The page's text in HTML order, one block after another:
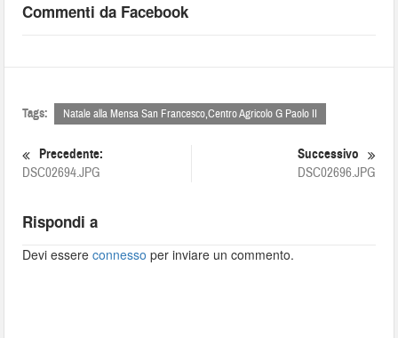
Commenti da Facebook
Tags: Natale alla Mensa San Francesco,Centro Agricolo G Paolo II
Precedente:
DSC02694.JPG
Successivo
DSC02696.JPG
Rispondi a
Devi essereconnesso per inviare un commento.